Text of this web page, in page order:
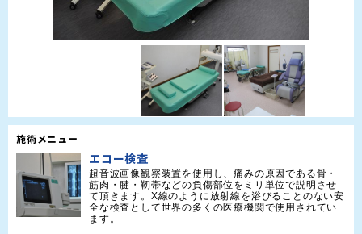
施術メニュー
エコー検査
超音波画像観察装置を使用し、痛みの原因である骨・
筋肉・腱・靭帯などの負傷部位をミリ単位で説明させ
て頂きます。X線のように放射線を浴びることのない安
全な検査として世界の多くの医療機関で使用されてい
ます。